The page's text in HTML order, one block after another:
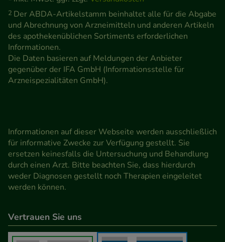
2 Der ABDA-Artikelstamm beinhaltet alle für die Abgabe
und Abrechnung von Arzneimitteln und anderen Artikeln
des apothekenüblichen Sortiments erforderlichen
Informationen.
Die Daten basieren auf Meldungen der Anbieter
gegenüber der IFA GmbH (Informationsstelle für
Arzneispezialitäten GmbH).
Informationen auf dieser Webseite werden ausschließlich
für informative Zwecke zur Verfügung gestellt. Sie
ersetzen keinesfalls die Untersuchung und Behandlung
durch einen Arzt. Bitte beachten Sie, dass hierdurch
weder Diagnosen gestellt noch Therapien eingeleitet
werden können.
Vertrauen Sie uns